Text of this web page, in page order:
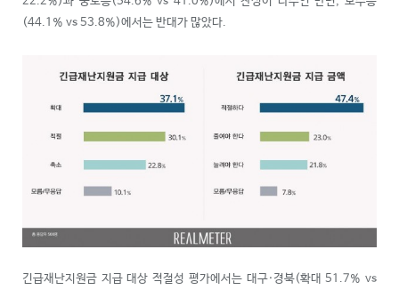
(44.1% vs 53.8%)에서는 반대가 많았다.
긴급재난지원금 지급 대상 적절성 평가에서는 대구·경북(확대 51.7% vs